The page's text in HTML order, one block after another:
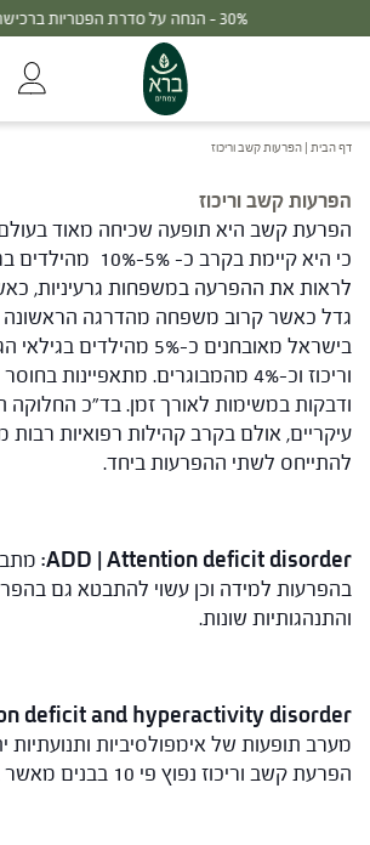
30% - הנחה על סדרת הפטריות ברכישת 3 מוצרים
דף הבית | הפרעות קשב וריכוז
הפרעות קשב וריכוז
הפרעת קשב היא תופעה שכיחה מאוד בעולם
כי היא קיימת בקרב כ-
לראות את ההפרעה במשפחות גרעיניות,
גדל כאשר קרוב משפחה מהדרגה
בישראל מאובחנים כ-5%
וריכוז וכ-4% מהמבוגרים. מתאפיינות
ודבקות במשימות לאורך זמן. בד"כ החלוקה
עיקריים, אולם בקרב קהילות רפואיות רבות
להתייחס לשתי ההפרעות ביחד.
ADD | Attention deficit disorder:
בהפרעות למידה וכן עשוי להתבטא גם
והתנהגותיות שונות.
deficit and hyperactivity disorder:
מערב תופעות של אימפולסיביות ותנועתיות
הפרעת קשב וריכוז נפוץ פי 10 בבנים מאשר אצל בנות.